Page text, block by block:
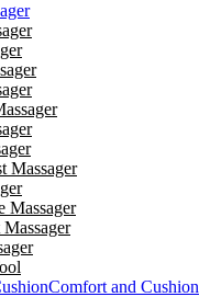
Massager
Massager
Comfort and Cushion